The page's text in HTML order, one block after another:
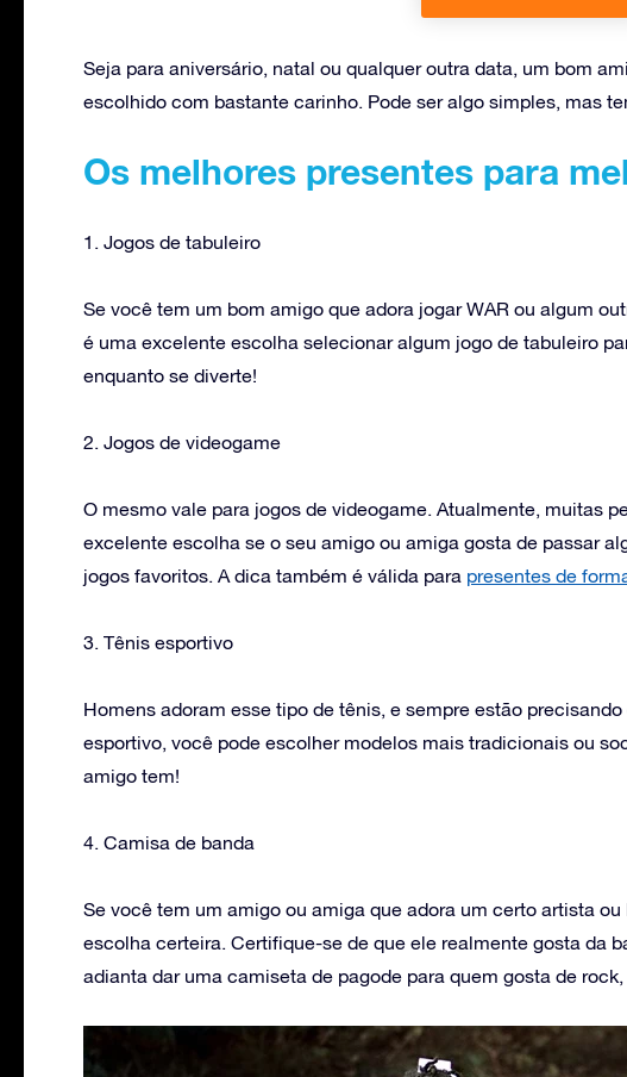
Seja para aniversário, natal ou qualquer outra data, um bom
escolhido com bastante carinho. Pode ser algo simples, mas
Os melhores presentes para
1. Jogos de tabuleiro
Se você tem um bom amigo que adora jogar WAR ou algum
é uma excelente escolha selecionar algum jogo de tabuleiro
enquanto se diverte!
2. Jogos de videogame
O mesmo vale para jogos de videogame. Atualmente, muitas
excelente escolha se o seu amigo ou amiga gosta de passar
jogos favoritos. A dica também é válida para presentes de
3. Tênis esportivo
Homens adoram esse tipo de tênis, e sempre estão
esportivo, você pode escolher modelos mais tradicionais ou
amigo tem!
4. Camisa de banda
Se você tem um amigo ou amiga que adora um certo artista
escolha certeira. Certifique-se de que ele realmente gosta da
adianta dar uma camiseta de pagode para quem gosta de